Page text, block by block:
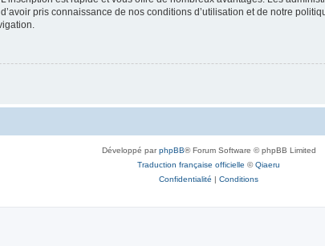
pris connaissance de nos conditions d’utilisation et de notre
Développé parphpBB® Forum Software © phpBB Limited
Traduction française officielle ©Qiaeru
Confidentialité | Conditions